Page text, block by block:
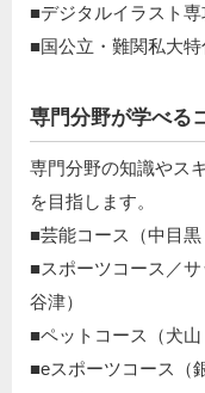
■デジタルイラスト専
■国公立・難関私大特
専門分野が学べる
専門分野の知識やス
を目指します。
■芸能コース（中目黒
■スポーツコース／
谷津）
■ペットコース（犬山
■eスポーツコース（